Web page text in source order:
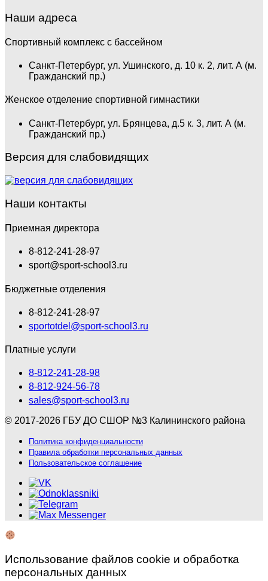
Наши адреса
Спортивный комплекс с бассейном
Санкт-Петербург, ул. Ушинского, д. 10 к. 2, лит. А (м.
Гражданский пр.)
Женское отделение спортивной гимнастики
Санкт-Петербург, ул. Брянцева, д.5 к. 3, лит. А (м.
Гражданский пр.)
Версия для слабовидящих
Наши контакты
Приемная директора
8-812-241-28-97
sport@sport-school3.ru
Бюджетные отделения
8-812-241-28-97
sportotdel@sport-school3.ru
Платные услуги
8-812-241-28-98
8-812-924-56-78
sales@sport-school3.ru
© 2017-2026 ГБУ ДО СШОР №3 Калининского района
Политика конфиденциальности
Правила обработки персональных данных
Пользовательское соглашение
Использование файлов cookie и обработка
персональных данных